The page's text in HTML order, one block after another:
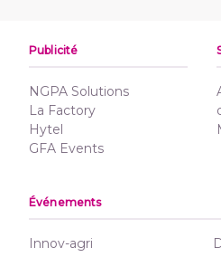
Publicité
NGPA Solutions
La Factory
Hytel
GFA Events
Événements
Innov-agri